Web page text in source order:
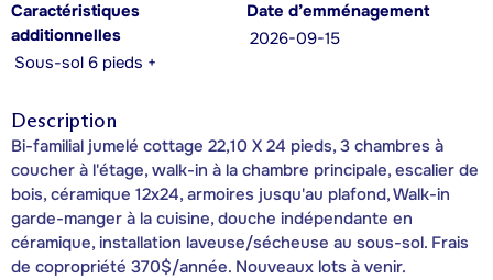
Caractéristiques
additionnelles
Sous-sol 6 pieds +
Date d’emménagement
2026-09-15
Description
Bi-familial jumelé cottage 22,10 X 24 pieds, 3 chambres à
coucher à l'étage, walk-in à la chambre principale, escalier de
bois, céramique 12x24, armoires jusqu'au plafond, Walk-in
garde-manger à la cuisine, douche indépendante en
céramique, installation laveuse/sécheuse au sous-sol. Frais
de copropriété 370$/année. Nouveaux lots à venir.